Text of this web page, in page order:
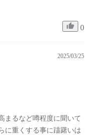
0
2025/03/25
まるなど噂程度に聞いて
に重くする事に躊躇いは